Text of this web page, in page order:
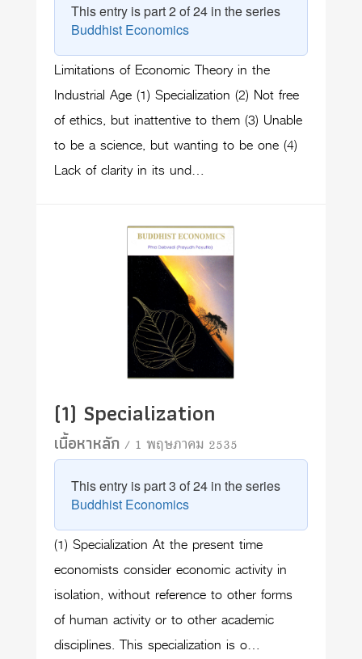
This entry is part 2 of 24 in the series
Buddhist Economics
Limitations of Economic Theory in the
Industrial Age (1) Specialization (2) Not free
of ethics, but inattentive to them (3) Unable
to be a science, but wanting to be one (4)
Lack of clarity in its und…
(1) Specialization
เนื้อหาหลัก/ 1 พฤษภาคม 2535
This entry is part 3 of 24 in the series
Buddhist Economics
(1) Specialization At the present time
economists consider economic activity in
isolation, without reference to other forms
of human activity or to other academic
disciplines. This specialization is o…